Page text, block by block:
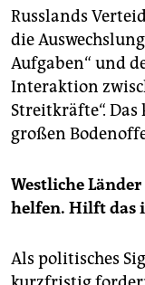
Russlands
die
Aufgaben“ und
Interaktion
Streitkräfte“.
großen
Westliche
helfen. Hilft das
Als politisches